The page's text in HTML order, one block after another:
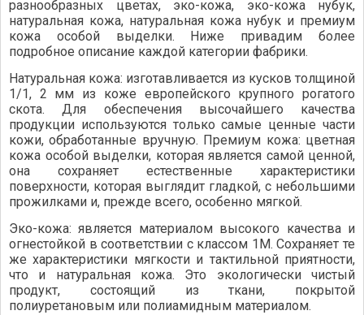
разнообразных цветах, эко-кожа, эко-кожа нубук,
натуральная кожа, натуральная кожа нубук и премиум
кожа особой выделки. Ниже привадим более
подробное описание каждой категории фабрики.
Натуральная кожа: изготавливается из кусков толщиной
1/1, 2 мм из коже европейского крупного рогатого
скота. Для обеспечения высочайшего качества
продукции используются только самые ценные части
кожи, обработанные вручную. Премиум кожа: цветная
кожа особой выделки, которая является самой ценной,
она сохраняет естественные характеристики
поверхности, которая выглядит гладкой, с небольшими
прожилками и, прежде всего, особенно мягкой.
Эко-кожа: является материалом высокого качества и
огнестойкой в соответствии с классом 1M. Сохраняет те
же характеристики мягкости и тактильной приятности,
что и натуральная кожа. Это экологически чистый
продукт, состоящий из ткани, покрытой
полиуретановым или полиамидным материалом.